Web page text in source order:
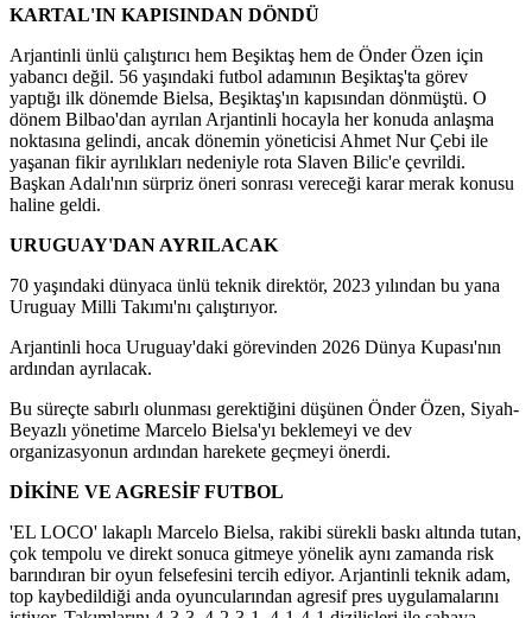
KARTAL'IN KAPISINDAN DÖNDÜ
Arjantinli ünlü çalıştırıcı hem Beşiktaş hem de Önder Özen için
yabancı değil. 56 yaşındaki futbol adamının Beşiktaş'ta görev
yaptığı ilk dönemde Bielsa, Beşiktaş'ın kapısından dönmüştü. O
dönem Bilbao'dan ayrılan Arjantinli hocayla her konuda anlaşma
noktasına gelindi, ancak dönemin yöneticisi Ahmet Nur Çebi ile
yaşanan fikir ayrılıkları nedeniyle rota Slaven Bilic'e çevrildi.
Başkan Adalı'nın sürpriz öneri sonrası vereceği karar merak konusu
haline geldi.
URUGUAY'DAN AYRILACAK
70 yaşındaki dünyaca ünlü teknik direktör, 2023 yılından bu yana
Uruguay Milli Takımı'nı çalıştırıyor.
Arjantinli hoca Uruguay'daki görevinden 2026 Dünya Kupası'nın
ardından ayrılacak.
Bu süreçte sabırlı olunması gerektiğini düşünen Önder Özen, Siyah-
Beyazlı yönetime Marcelo Bielsa'yı beklemeyi ve dev
organizasyonun ardından harekete geçmeyi önerdi.
DİKİNE VE AGRESİF FUTBOL
'EL LOCO' lakaplı Marcelo Bielsa, rakibi sürekli baskı altında tutan,
çok tempolu ve direkt sonuca gitmeye yönelik aynı zamanda risk
barındıran bir oyun felsefesini tercih ediyor. Arjantinli teknik adam,
top kaybedildiği anda oyuncularından agresif pres uygulamalarını